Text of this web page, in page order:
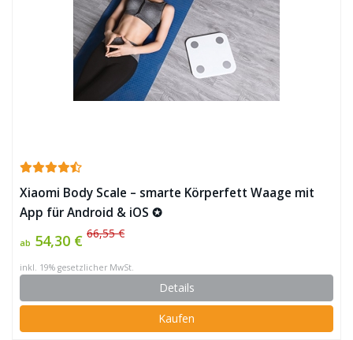
Xiaomi Body Scale – smarte Körperfett Waage mit
App für Android & iOS ✪
ab 54,30 € 66,55 €
inkl. 19% gesetzlicher MwSt.
Details
Kaufen